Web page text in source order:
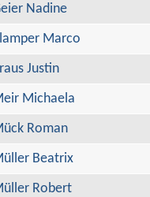
Nadine
Marco
Justin
Michaela
Roman
Beatrix
Robert